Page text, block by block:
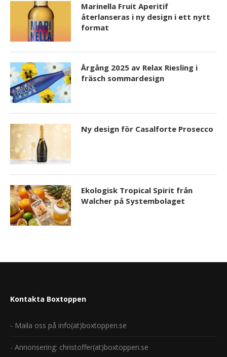
Marinella Fruit Aperitif
återlanseras i ny design i ett nytt
format
Årgång 2025 av Relax Riesling i
fräsch sommardesign
Ny design för Casalforte Prosecco
Ekologisk Tropical Spirit från
Walcher på Systembolaget
Kontakta Boxtoppen
- Maila oss på info(at)boxtoppen.se
- Annonsering: christoffer(at)boxtoppen.se